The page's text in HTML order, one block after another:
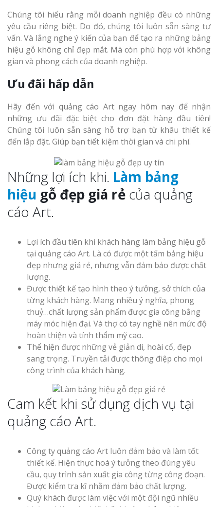
Chúng tôi hiểu rằng mỗi doanh nghiệp đều có những
yêu cầu riêng biệt. Do đó, chúng tôi luôn sẵn sàng tư
vấn. Và lắng nghe ý kiến của bạn để tạo ra những bảng
hiệu gỗ không chỉ đẹp mắt. Mà còn phù hợp với không
gian và phong cách của doanh nghiệp.
Ưu đãi hấp dẫn
Hãy đến với quảng cáo Art ngay hôm nay để nhận
những ưu đãi đặc biệt cho đơn đặt hàng đầu tiên!
Chúng tôi luôn sẵn sàng hỗ trợ bạn từ khâu thiết kế
đến lắp đặt. Giúp bạn tiết kiệm thời gian và chi phí.
Những lợi ích khi. Làm bảng
hiệu gỗ đẹp giá rẻ của quảng
cáo Art.
Lợi ích đầu tiên khi khách hàng làm bảng hiệu gỗ
tại quảng cáo Art. Là có được một tấm bảng hiệu
đẹp nhưng giá rẻ, nhưng vẫn đảm bảo được chất
lượng.
Được thiết kế tạo hình theo ý tưởng, sở thích của
từng khách hàng. Mang nhiều ý nghĩa, phong
thuỷ…chất lượng sản phẩm được gia công bằng
máy móc hiện đại. Và thợ có tay nghề nên mức độ
hoàn thiện và tính thẩm mỹ cao.
Thể hiện được những vẻ giản di, hoài cổ, đẹp
sang trọng. Truyền tải được thông điệp cho mọi
công trình của khách hàng.
Cam kết khi sử dụng dịch vụ tại
quảng cáo Art.
Công ty quảng cáo Art luôn đảm bảo và làm tốt
thiết kế. Hiện thực hoá ý tưởng theo đúng yêu
cầu, quy trình sản xuất gia công từng công đoạn.
Được kiểm tra kĩ nhằm đảm bảo chất lượng.
Quý khách được làm việc với một đội ngũ nhiều